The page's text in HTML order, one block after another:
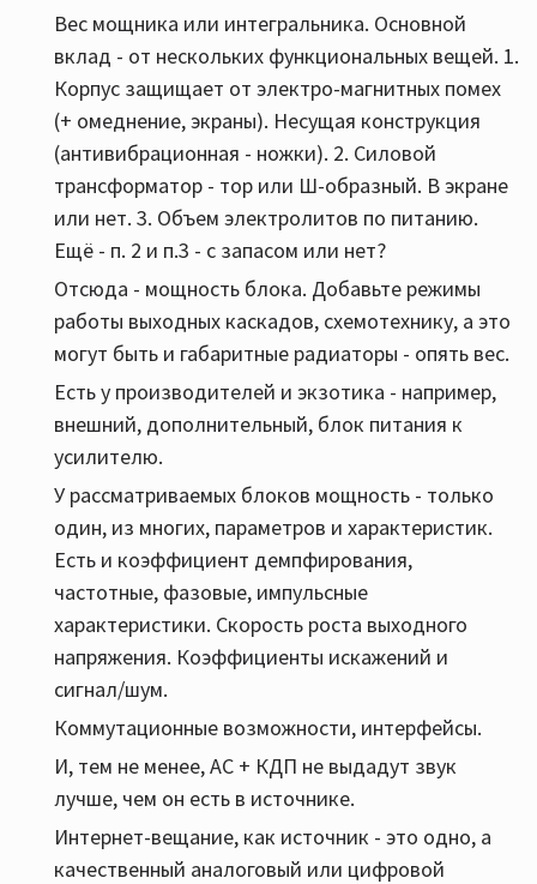
Вес мощника или интегральника. Основной
вклад - от нескольких функциональных вещей. 1.
Корпус защищает от электро-магнитных помех
(+ омеднение, экраны). Несущая конструкция
(антивибрационная - ножки). 2. Силовой
трансформатор - тор или Ш-образный. В экране
или нет. 3. Объем электролитов по питанию.
Ещё - п. 2 и п.3 - с запасом или нет?
Отсюда - мощность блока. Добавьте режимы
работы выходных каскадов, схемотехнику, а это
могут быть и габаритные радиаторы - опять вес.
Есть у производителей и экзотика - например,
внешний, дополнительный, блок питания к
усилителю.
У рассматриваемых блоков мощность - только
один, из многих, параметров и характеристик.
Есть и коэффициент демпфирования,
частотные, фазовые, импульсные
характеристики. Скорость роста выходного
напряжения. Коэффициенты искажений и
сигнал/шум.
Коммутационные возможности, интерфейсы.
И, тем не менее, АС + КДП не выдадут звук
лучше, чем он есть в источнике.
Интернет-вещание, как источник - это одно, а
качественный аналоговый или цифровой